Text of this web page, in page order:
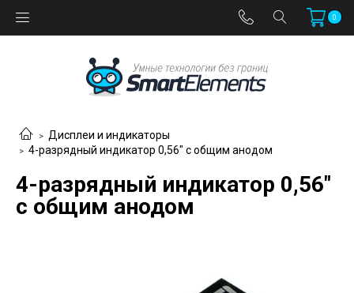
0
Дисплеи и индикаторы
4-разрядный индикатор 0,56" с общим анодом
4-разрядный индикатор 0,56"
с общим анодом